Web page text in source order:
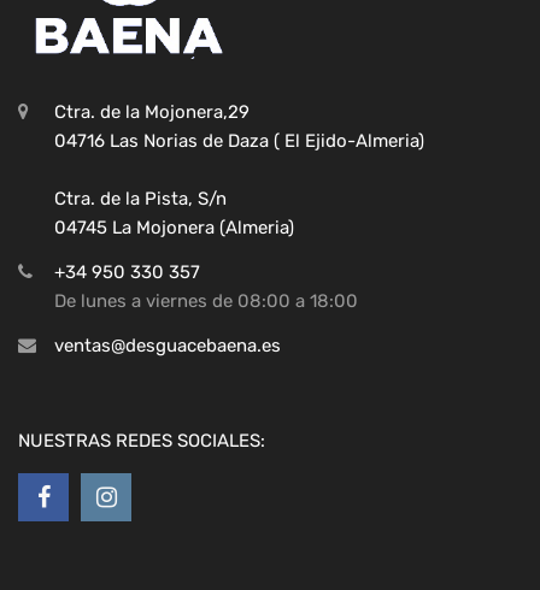
Ctra. de la Mojonera,29
04716 Las Norias de Daza ( El Ejido-Almeria)
Ctra. de la Pista, S/n
04745 La Mojonera (Almeria)
+34 950 330 357
De lunes a viernes de 08:00 a 18:00
ventas@desguacebaena.es
NUESTRAS REDES SOCIALES: